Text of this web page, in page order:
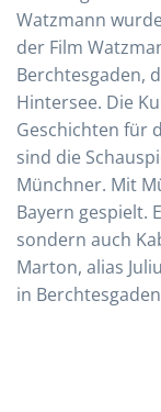
Watzmann
der Film
Berchtesgaden,
Hintersee. Die
Geschichten für
sind die
Münchner. Mit
Bayern gespielt.
sondern auch
Marton, alias
in